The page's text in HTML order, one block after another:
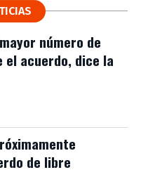
número de
el acuerdo, dice la
de libre